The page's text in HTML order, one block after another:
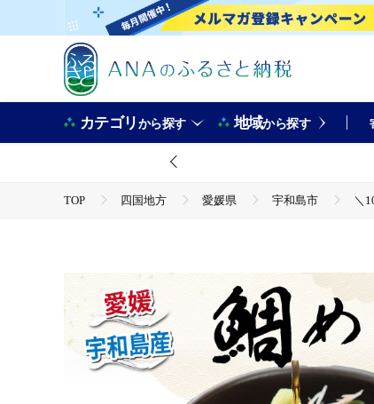
カテゴリから探す 地域から探す
TOP 四国地方 愛媛県 宇和島市
＼
＼10営業日以内発送／ 鯛めし 6食 セット 薬味 付き 有限
分け パック お手軽 便利 簡単 調理 乗せるだけ ごま のり 産
TOP
魚介類 鮮魚
ほかの鮮魚
＼10営業日以内発送／ 鯛めし 6食 セット 薬味 付き 有限
分け パック お手軽 便利 簡単 調理 乗せるだけ ごま のり 産
加工食品
＼10営業日以内発送／ 鯛めし 6食 セット 薬味 付き 有限